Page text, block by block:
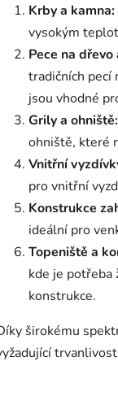
Krby a kamna:
vysokým
Pece na
tradičních pecí
jsou vhodné
Grily a ohniště:
ohniště, které
Vnitřní
pro vnitřní
Konstrukce
ideální pro
Topeniště a
kde je potřeba
konstrukce.
širokému